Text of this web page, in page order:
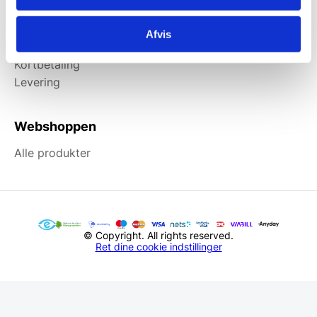
Afvis
Information
Kortbetaling
Levering
Webshoppen
Alle produkter
© Copyright. All rights reserved.
Ret dine cookie indstillinger